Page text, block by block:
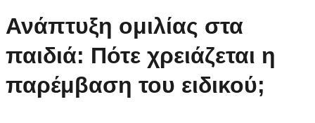
Ανάπτυξη ομιλίας στα
παιδιά: Πότε χρειάζεται η
παρέμβαση του ειδικού;